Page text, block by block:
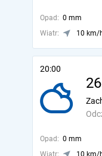
Opad: 0 mm
Wiatr:
10 km/
20:00
Opad: 0 mm
Wiatr:
10 km/